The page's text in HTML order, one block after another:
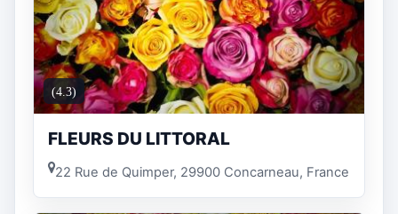
(4.3)
FLEURS DU LITTORAL
22 Rue de Quimper, 29900 Concarneau, France